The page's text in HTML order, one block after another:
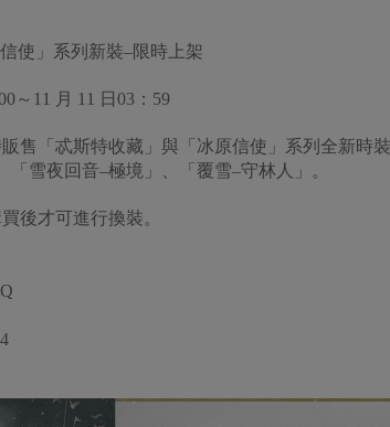
使」系列新裝–限時上架
～11 月 11 日03：59
售「忒斯特收藏」與「冰原信使」系列全新時
雪夜回音–極境」、「覆雪–守林人」。
後才可進行換裝。